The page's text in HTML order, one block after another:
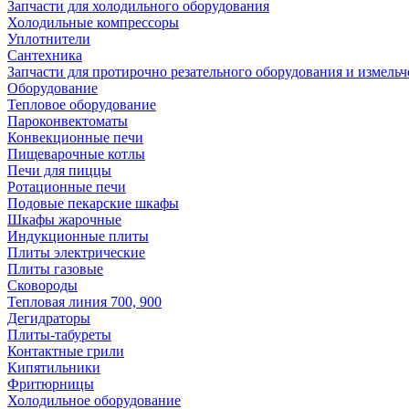
Запчасти для холодильного оборудования
Холодильные компрессоры
Уплотнители
Сантехника
Запчасти для протирочно резательного оборудования и
Оборудование
Тепловое оборудование
Пароконвектоматы
Конвекционные печи
Пищеварочные котлы
Печи для пиццы
Ротационные печи
Подовые пекарские шкафы
Шкафы жарочные
Индукционные плиты
Плиты электрические
Плиты газовые
Сковороды
Тепловая линия 700, 900
Дегидраторы
Плиты-табуреты
Контактные грили
Кипятильники
Фритюрницы
Холодильное оборудование